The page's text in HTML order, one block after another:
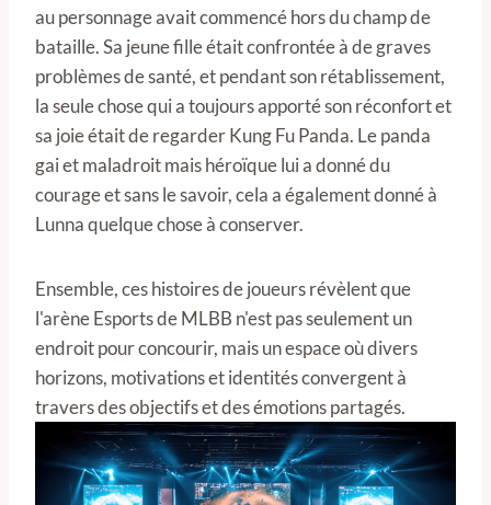
au personnage avait commencé hors du champ de
bataille. Sa jeune fille était confrontée à de graves
problèmes de santé, et pendant son rétablissement,
la seule chose qui a toujours apporté son réconfort et
sa joie était de regarder Kung Fu Panda. Le panda
gai et maladroit mais héroïque lui a donné du
courage et sans le savoir, cela a également donné à
Lunna quelque chose à conserver.
Ensemble, ces histoires de joueurs révèlent que
l'arène Esports de MLBB n'est pas seulement un
endroit pour concourir, mais un espace où divers
horizons, motivations et identités convergent à
travers des objectifs et des émotions partagés.